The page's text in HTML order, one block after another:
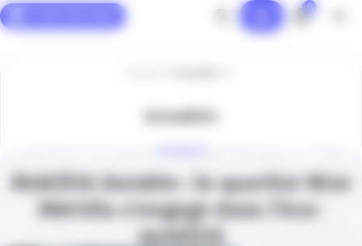
0
Actualités
Mobilité durable : le quartier Nice
Méridia s’engage dans l’éco-
mobilité
Panneau de gestion des cookies